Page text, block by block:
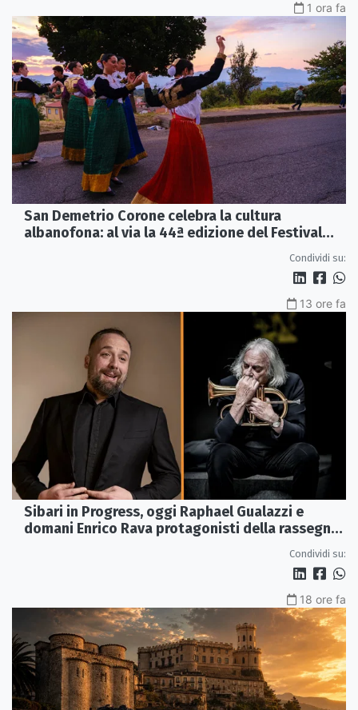
1 ora fa
San Demetrio Corone celebra la cultura
albanofona: al via la 44ª edizione del Festival
Condividi su:
13 ore fa
Sibari in Progress, oggi Raphael Gualazzi e
domani Enrico Rava protagonisti della rassegna
Condividi su:
18 ore fa